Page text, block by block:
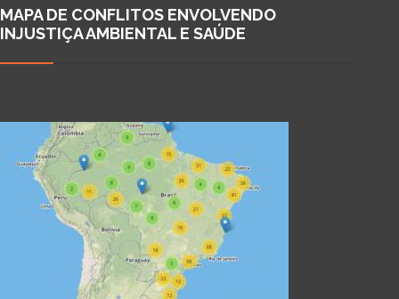
MAPA DE CONFLITOS ENVOLVENDO
INJUSTIÇA AMBIENTAL E SAÚDE